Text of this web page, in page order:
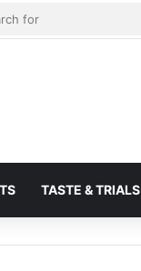
TASTE & TRIALS